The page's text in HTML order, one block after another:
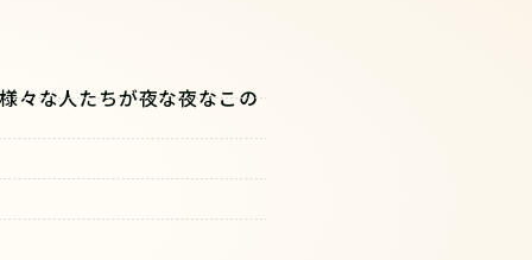
々な人たちが夜な夜なこの